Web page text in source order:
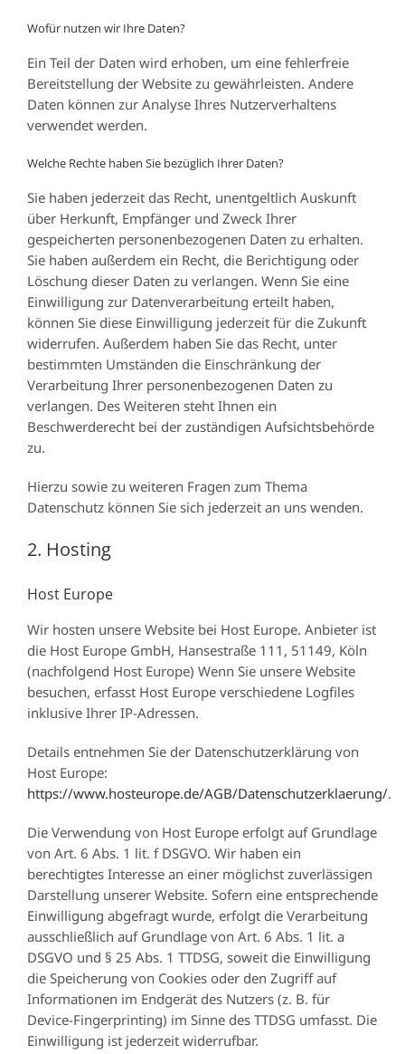
Wofür nutzen wir Ihre Daten?
Ein Teil der Daten wird erhoben, um eine fehlerfreie
Bereitstellung der Website zu gewährleisten. Andere
Daten können zur Analyse Ihres Nutzerverhaltens
verwendet werden.
Welche Rechte haben Sie bezüglich Ihrer Daten?
Sie haben jederzeit das Recht, unentgeltlich Auskunft
über Herkunft, Empfänger und Zweck Ihrer
gespeicherten personenbezogenen Daten zu erhalten.
Sie haben außerdem ein Recht, die Berichtigung oder
Löschung dieser Daten zu verlangen. Wenn Sie eine
Einwilligung zur Datenverarbeitung erteilt haben,
können Sie diese Einwilligung jederzeit für die Zukunft
widerrufen. Außerdem haben Sie das Recht, unter
bestimmten Umständen die Einschränkung der
Verarbeitung Ihrer personenbezogenen Daten zu
verlangen. Des Weiteren steht Ihnen ein
Beschwerderecht bei der zuständigen Aufsichtsbehörde
zu.
Hierzu sowie zu weiteren Fragen zum Thema
Datenschutz können Sie sich jederzeit an uns wenden.
2. Hosting
Host Europe
Wir hosten unsere Website bei Host Europe. Anbieter ist
die Host Europe GmbH, Hansestraße 111, 51149, Köln
(nachfolgend Host Europe) Wenn Sie unsere Website
besuchen, erfasst Host Europe verschiedene Logfiles
inklusive Ihrer IP-Adressen.
Details entnehmen Sie der Datenschutzerklärung von
Host Europe:
https://www.hosteurope.de/AGB/Datenschutzerklaerung/.
Die Verwendung von Host Europe erfolgt auf Grundlage
von Art. 6 Abs. 1 lit. f DSGVO. Wir haben ein
berechtigtes Interesse an einer möglichst zuverlässigen
Darstellung unserer Website. Sofern eine entsprechende
Einwilligung abgefragt wurde, erfolgt die Verarbeitung
ausschließlich auf Grundlage von Art. 6 Abs. 1 lit. a
DSGVO und § 25 Abs. 1 TTDSG, soweit die Einwilligung
die Speicherung von Cookies oder den Zugriff auf
Informationen im Endgerät des Nutzers (z. B. für
Device-Fingerprinting) im Sinne des TTDSG umfasst. Die
Einwilligung ist jederzeit widerrufbar.